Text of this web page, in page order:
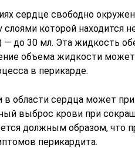
сердце свободно
которой находится
— до 30 мл. Эта жидкость
объема жидкости
в перикарде.
в области сердца может
выброс крови при
должным образом, что
перикардита.